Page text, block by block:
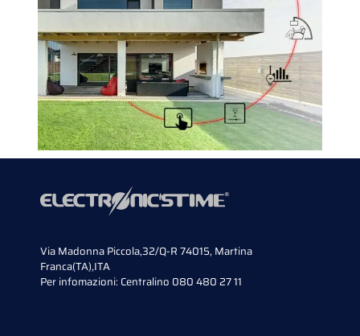
Via Madonna Piccola,32/Q-R 74015, Martina
Franca(TA),ITA
Per infomazioni: Centralino 080 480 27 11